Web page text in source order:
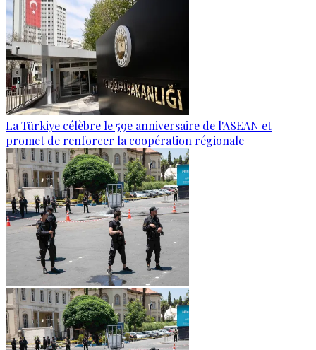
La Türkiye célèbre le 59e anniversaire de l'ASEAN et
promet de renforcer la coopération régionale